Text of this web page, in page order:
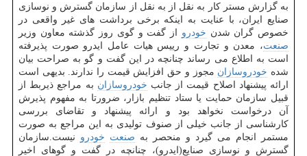
به گزارش مستر كار به نقل از به نقل از سازمان گسترش و نوسازی
صنایع ایران، با عنایت به اینكه برخی برداشت های غیر واقعی در
خصوص گران شدن خودرو از گفت و گوی روز گذشته معاون وزیر
صنعت، معدن و تجارت و رییس هیات عامل ایدرو صورت پذیرفته
است به اطلاع می رساند چنانچه در این گفت و گو به صراحت بیان
شده خودروسازان مجوز و حق افزایش قیمت را ندارند. بدیهی است
ارائه پیشنهاد اصلاح قیمت از جانب خودروسازان به مراجع ذیربط از
قبیل سازمان حمایت یا ستاد تنظیم بازار، ضرورتا به مفهوم پذیرش
آن درخواست نخواهد بود و ارائه پیشنهاد و تقاضای بررسی
كارشناسی از جانب خیلی از صنوف تولیدی به این مراجع به صورت
مستمر انجام می گیرد و منحصر به صنعت خودرو نیست.سازمان
گسترش و نوسازی صنایع(ایدرو)، چنانچه در گفت و گوهای اخیر